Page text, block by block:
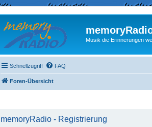
Musik die Erinnerungen
Schnellzugriff FAQ
Foren-Übersicht
memoryRadio - Registrierung